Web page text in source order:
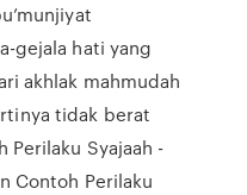
gejala hati yang
akhlak mahmudah
tidak berat
Perilaku Syajaah -
Contoh Perilaku